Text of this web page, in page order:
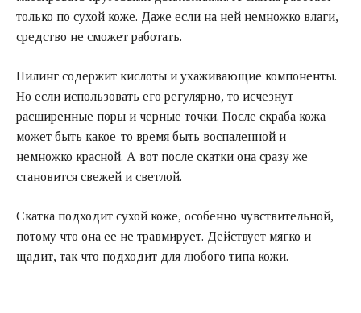
только по сухой коже. Даже если на ней немножко влаги,
средство не сможет работать.
Пилинг содержит кислоты и ухаживающие компоненты.
Но если использовать его регулярно, то исчезнут
расширенные поры и черные точки. После скраба кожа
может быть какое-то время быть воспаленной и
немножко красной. А вот после скатки она сразу же
становится свежей и светлой.
Скатка подходит сухой коже, особенно чувствительной,
потому что она ее не травмирует. Действует мягко и
щадит, так что подходит для любого типа кожи.